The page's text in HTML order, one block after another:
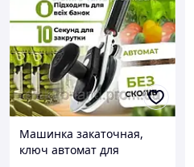
Машинка закаточная,
ключ автомат для